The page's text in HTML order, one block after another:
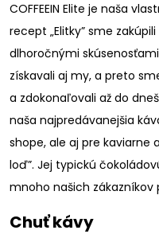
COFFEEIN Elite je naša
recept „Elitky” sme
dlhoročnými
získavali aj my, a preto
a zdokonaľovali až do
naša najpredávanejšia
shope, ale aj pre kaviarne
loď”. Jej typickú
mnoho našich zákazníkov
Chuť kávy